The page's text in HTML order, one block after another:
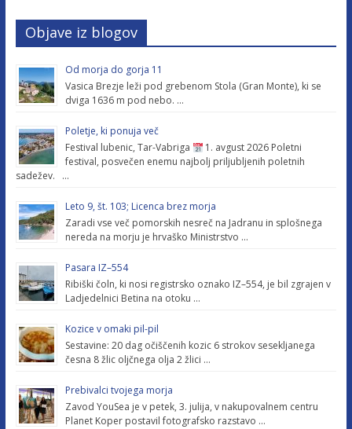
Objave iz blogov
Od morja do gorja 11
Vasica Brezje leži pod grebenom Stola (Gran Monte), ki se
dviga 1636 m pod nebo. …
Poletje, ki ponuja več
Festival lubenic, Tar-Vabriga
1. avgust 2026 Poletni
festival, posvečen enemu najbolj priljubljenih poletnih
sadežev. …
Leto 9, št. 103; Licenca brez morja
Zaradi vse več pomorskih nesreč na Jadranu in splošnega
nereda na morju je hrvaško Ministrstvo …
Pasara IZ–554
Ribiški čoln, ki nosi registrsko oznako IZ–554, je bil zgrajen v
Ladjedelnici Betina na otoku …
Kozice v omaki pil-pil
Sestavine: 20 dag očiščenih kozic 6 strokov sesekljanega
česna 8 žlic oljčnega olja 2 žlici …
Prebivalci tvojega morja
Zavod YouSea je v petek, 3. julija, v nakupovalnem centru
Planet Koper postavil fotografsko razstavo …